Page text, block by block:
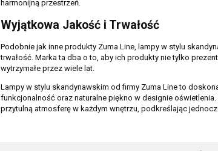
harmonijną przestrzeń.
Wyjątkowa Jakość i Trwałość
Podobnie jak inne produkty Zuma Line, lampy w stylu
trwałość. Marka ta dba o to, aby ich produkty nie tylko
wytrzymałe przez wiele lat.
Lampy w stylu skandynawskim od firmy Zuma Line to
funkcjonalność oraz naturalne piękno w designie
przytulną atmosferę w każdym wnętrzu, podkreślając